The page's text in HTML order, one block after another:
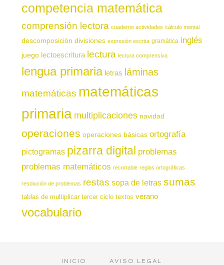
competencia matemática
comprensión lectora cuaderno actividades cálculo mental
descomposición divisiones expresión escrita gramática inglés
juego lectoescritura lectura lectura comprensiva
lengua primaria letras láminas
matemáticas matemáticas
primaria multiplicaciones navidad
operaciones operaciones básicas ortografía
pictogramas pizarra digital problemas
problemas matemáticos recortable reglas ortográficas
resolución de problemas restas sopa de letras sumas
tablas de multiplicar tercer ciclo textos verano
vocabulario
INICIO AVISO LEGAL